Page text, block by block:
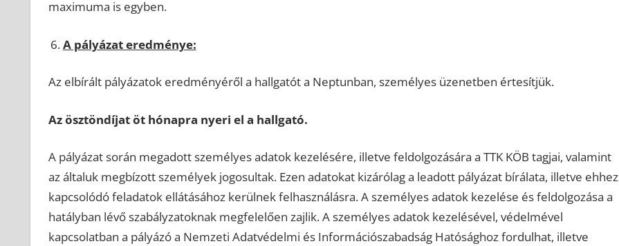
maximuma is egyben.
A pályázat eredménye:
Az elbírált pályázatok eredményéről a hallgatót a Neptunban, személyes üzenetben értesítjük.
Az ösztöndíjat öt hónapra nyeri el a hallgató.
A pályázat során megadott személyes adatok kezelésére, illetve feldolgozására a TTK KÖB tagjai, valamint
az általuk megbízott személyek jogosultak. Ezen adatokat kizárólag a leadott pályázat bírálata, illetve ehhez
kapcsolódó feladatok ellátásához kerülnek felhasználásra. A személyes adatok kezelése és feldolgozása a
hatályban lévő szabályzatoknak megfelelően zajlik. A személyes adatok kezelésével, védelmével
kapcsolatban a pályázó a Nemzeti Adatvédelmi és Információszabadság Hatósághoz fordulhat, illetve